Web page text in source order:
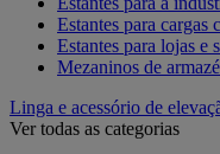
Estantes para cargas
Estantes para lojas e
Mezaninos de
Linga e acessório de
Ver todas as categorias